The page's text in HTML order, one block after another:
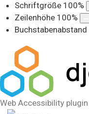
Schriftgröße 100%
Zeilenhöhe 100%
Buchstabenabstand
Web Accessibility plugin